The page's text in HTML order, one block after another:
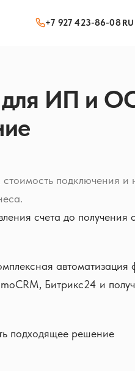
+7 927 423-86-08 RU
для ИП и
подключения и
счета до получения
автоматизация
Битрикс24 и
подходящее решение